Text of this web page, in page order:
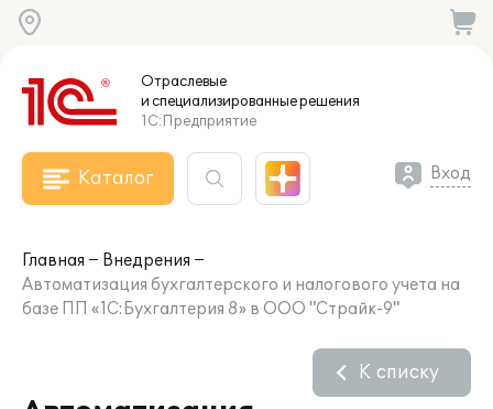
Отраслевые
и специализированныерешения
1С:Предприятие
Каталог Вход
Главная
Внедрения
Автоматизация бухгалтерского и налогового учета на
базе ПП «1С:Бухгалтерия 8» в ООО "Страйк-9"
К списку